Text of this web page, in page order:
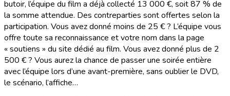
butoir, l’équipe du film a déjà collecté 13 000 €, soit 87 % de
la somme attendue. Des contreparties sont offertes selon la
participation. Vous avez donné moins de 25 € ? L’équipe vous
offre toute sa reconnaissance et votre nom dans la page
« soutiens » du site dédié au film. Vous avez donné plus de 2
500 € ? Vous aurez la chance de passer une soirée entière
avec l’équipe lors d’une avant-première, sans oublier le DVD,
le scénario, l’affiche…